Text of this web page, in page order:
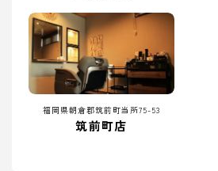
福岡県朝倉郡筑前町当所75-53
筑前町店